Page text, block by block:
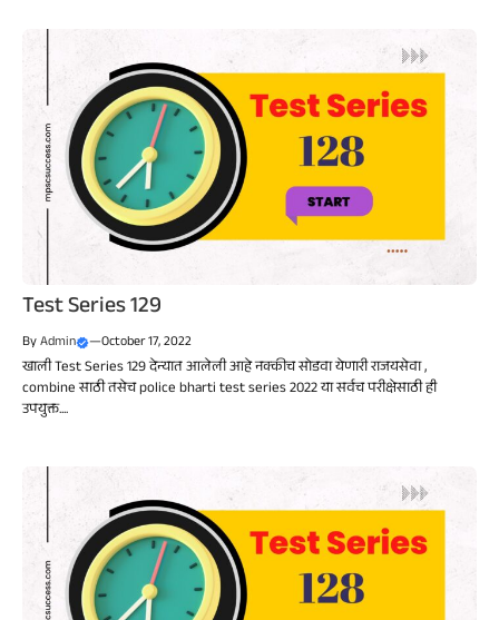
Test Series 129
ByAdmin —October 17, 2022
खाली Test Series 129 देन्यात आलेली आहे नक्कीच सोडवा येणारी राजयसेवा ,
combine साठी तसेच police bharti test series 2022 या सर्वच परीक्षेसाठी ही
उपयुक्त....